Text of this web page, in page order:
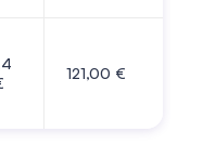
121,00 €